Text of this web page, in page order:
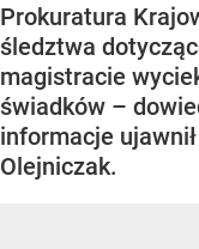
Prokuratura
śledztwa
magistracie
świadków –
informacje
Olejniczak.